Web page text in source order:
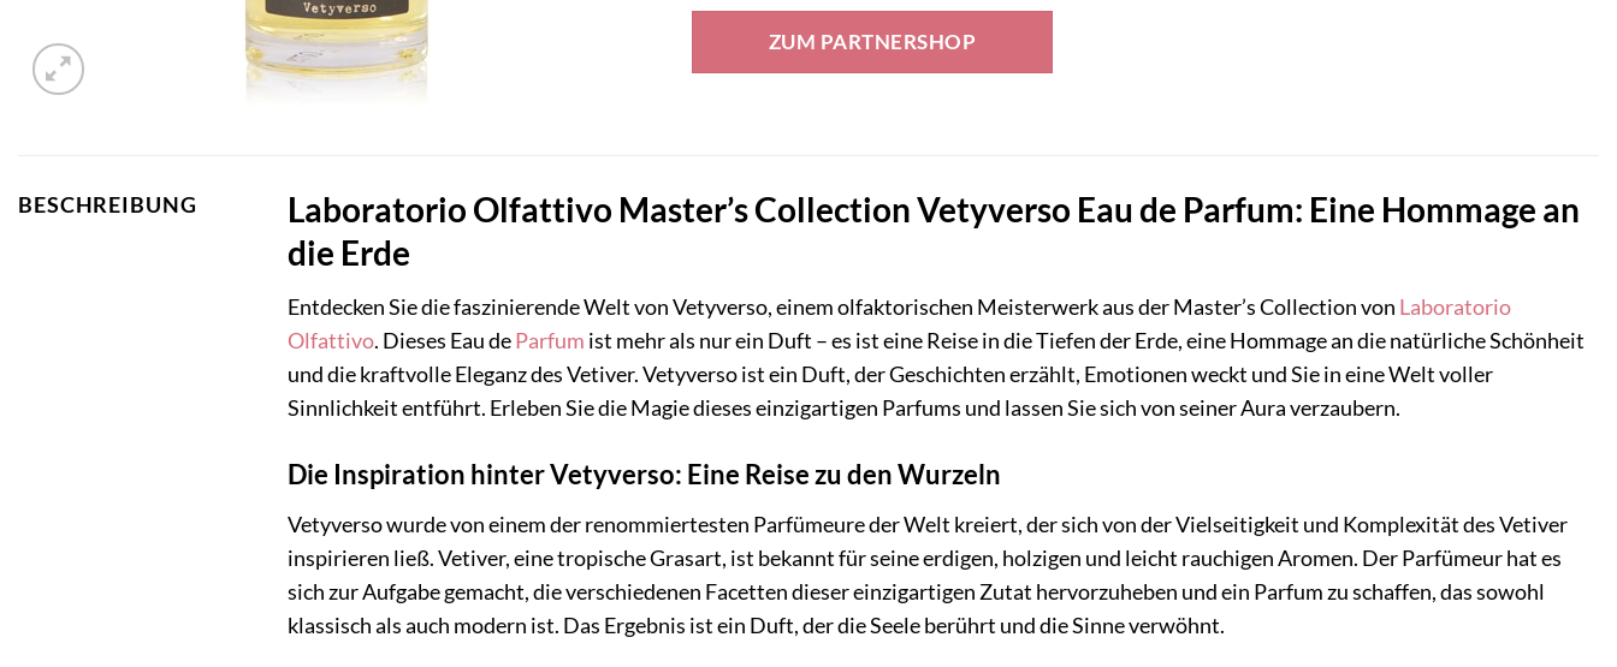
ZUM PARTNERSHOP
BESCHREIBUNG
Laboratorio Olfattivo Master’s Collection Vetyverso Eau de Parfum: Eine Hommage an
die Erde
Entdecken Sie die faszinierende Welt von Vetyverso, einem olfaktorischen Meisterwerk aus der Master’s Collection von Laboratorio
Olfattivo. Dieses Eau deParfum ist mehr als nur ein Duft – es ist eine Reise in die Tiefen der Erde, eine Hommage an die natürliche Schönheit
und die kraftvolle Eleganz des Vetiver. Vetyverso ist ein Duft, der Geschichten erzählt, Emotionen weckt und Sie in eine Welt voller
Sinnlichkeit entführt. Erleben Sie die Magie dieses einzigartigen Parfums und lassen Sie sich von seiner Aura verzaubern.
Die Inspiration hinter Vetyverso: Eine Reise zu den Wurzeln
Vetyverso wurde von einem der renommiertesten Parfümeure der Welt kreiert, der sich von der Vielseitigkeit und Komplexität des Vetiver
inspirieren ließ. Vetiver, eine tropische Grasart, ist bekannt für seine erdigen, holzigen und leicht rauchigen Aromen. Der Parfümeur hat es
sich zur Aufgabe gemacht, die verschiedenen Facetten dieser einzigartigen Zutat hervorzuheben und ein Parfum zu schaffen, das sowohl
klassisch als auch modern ist. Das Ergebnis ist ein Duft, der die Seele berührt und die Sinne verwöhnt.